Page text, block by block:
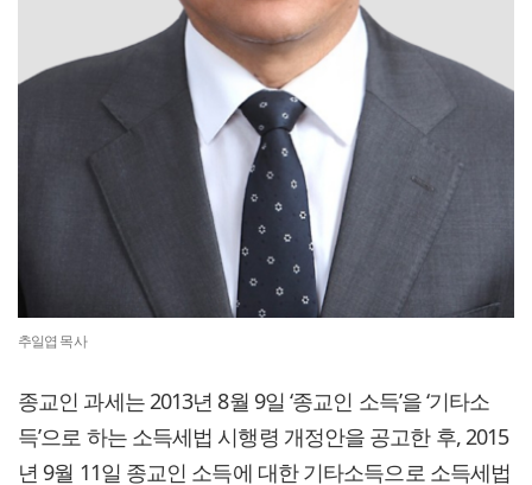
추일엽 목사
종교인 과세는 2013년 8월 9일 ‘종교인 소득’을 ‘기타소
득’으로 하는 소득세법 시행령 개정안을 공고한 후, 2015
년 9월 11일 종교인 소득에 대한 기타소득으로 소득세법